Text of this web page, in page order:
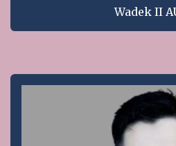
Wadek II